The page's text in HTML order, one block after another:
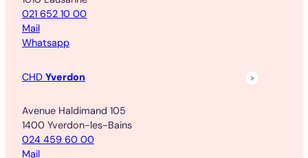
021 652 10 00
Mail
Whatsapp
CHD Yverdon
Avenue Haldimand 105
1400 Yverdon-les-Bains
024 459 60 00
Mail